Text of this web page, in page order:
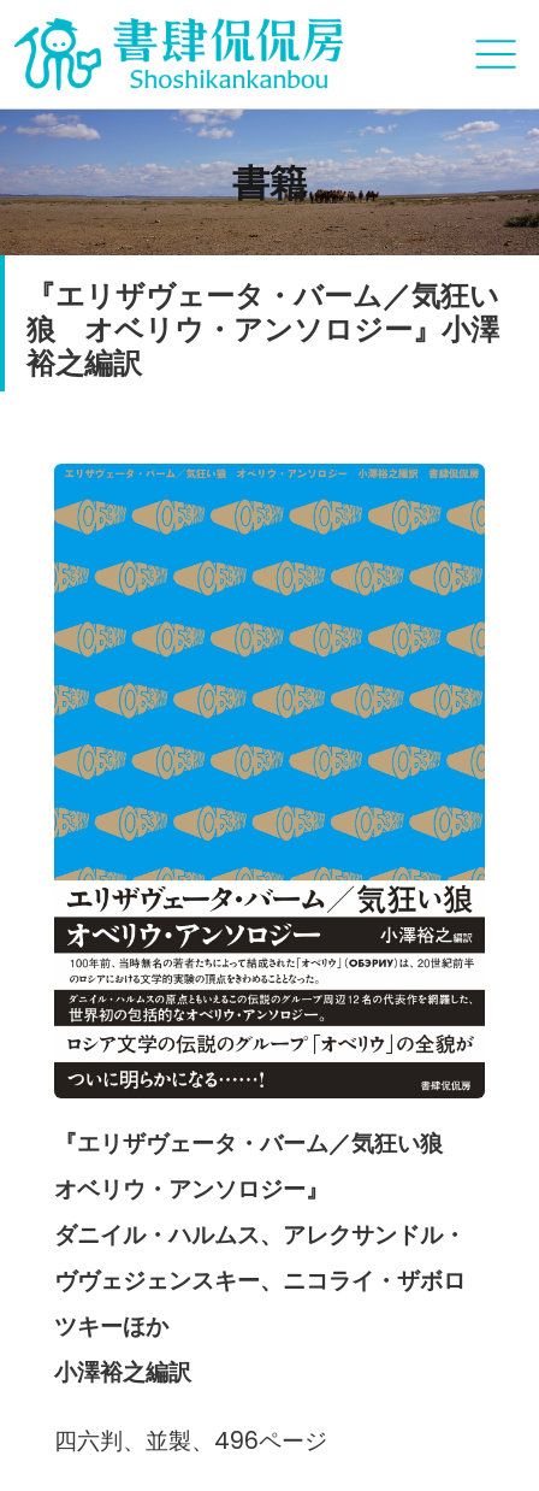
書籍
『エリザヴェータ・バーム／気狂い
狼 オベリウ・アンソロジー』小澤
裕之編訳
『エリザヴェータ・バーム／気狂い狼
オベリウ・アンソロジー』
ダニイル・ハルムス、アレクサンドル・
ヴヴェジェンスキー、ニコライ・ザボロ
ツキーほか
小澤裕之編訳
四六判、並製、496ページ